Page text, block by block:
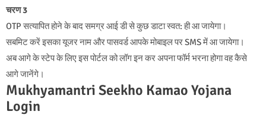
चरण 3
OTP सत्यापित होने के बाद समग्र आई डी से कुछ डाटा स्वत: ही आ जायेगा।
सबमिट करें इसका यूजर नाम और पासवर्ड आपके मोबाइल पर SMS में आ जायेगा।
अब आगे के स्टेप के लिए इस पोर्टल को लॉग इन कर अपना फॉर्म भरना होगा वह कैसे
आगे जानेंगे।
Mukhyamantri Seekho Kamao Yojana
Login